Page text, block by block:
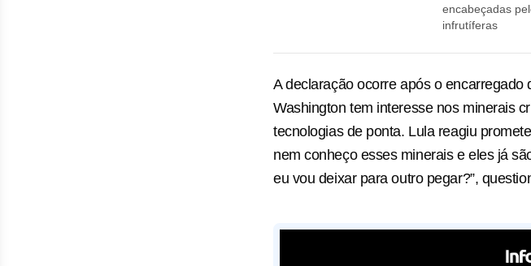
encabeçadas
infrutíferas
A declaração ocorre após o
Washington tem interesse nos minerais
tecnologias de ponta. Lula reagiu
nem conheço esses minerais e eles já
eu vou deixar para outro pegar?”,